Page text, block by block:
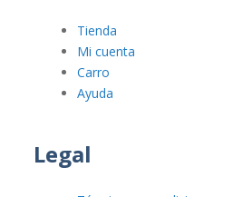
Tienda
Mi cuenta
Carro
Ayuda
Legal